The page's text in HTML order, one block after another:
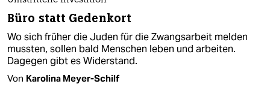
Büro statt Gedenkort
Wo sich früher die Juden für die Zwangsarbeit melden
mussten, sollen bald Menschen leben und arbeiten.
Dagegen gibt es Widerstand.
Von Karolina Meyer-Schilf